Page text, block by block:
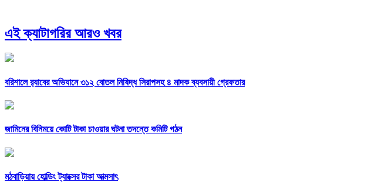
এই ক্যাটাগরির আরও খবর
বরিশালে র‍্যাবের অভিযানে ৩১২ বোতল নিষিদ্ধ সিরাপসহ ৪ মাদক ব্যবসায়ী গ্রেফতার
জামিনের বিনিময়ে কোটি টাকা চাওয়ার ঘটনা তদন্তে কমিটি গঠন
মঠবাড়িয়ায় হোল্ডিং ট্যাক্সের টাকা আত্মসাৎ